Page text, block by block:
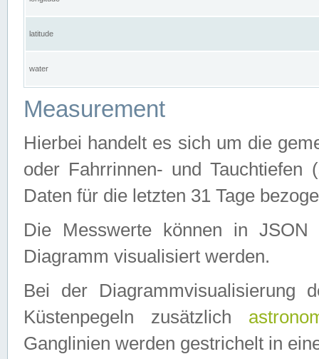
latitude
water
Measurement
Hierbei handelt es sich um die
oder Fahrrinnen- und Tauchtiefen
Daten für die letzten 31 Tage
Die Messwerte können in
Diagramm visualisiert werden.
Bei der Diagrammvisualisierung
Küstenpegeln zusätzlich
Ganglinien werden gestrichelt in